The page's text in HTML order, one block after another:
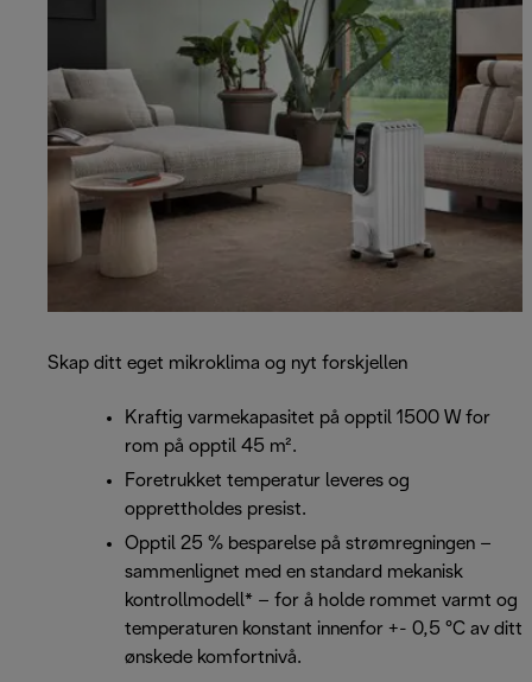
Skap ditt eget mikroklima og nyt forskjellen
Kraftig varmekapasitet på opptil 1500 W for
rom på opptil 45 m².
Foretrukket temperatur leveres og
opprettholdes presist.
Opptil 25 % besparelse på strømregningen –
sammenlignet med en standard mekanisk
kontrollmodell* – for å holde rommet varmt og
temperaturen konstant innenfor +- 0,5 °C av ditt
ønskede komfortnivå.